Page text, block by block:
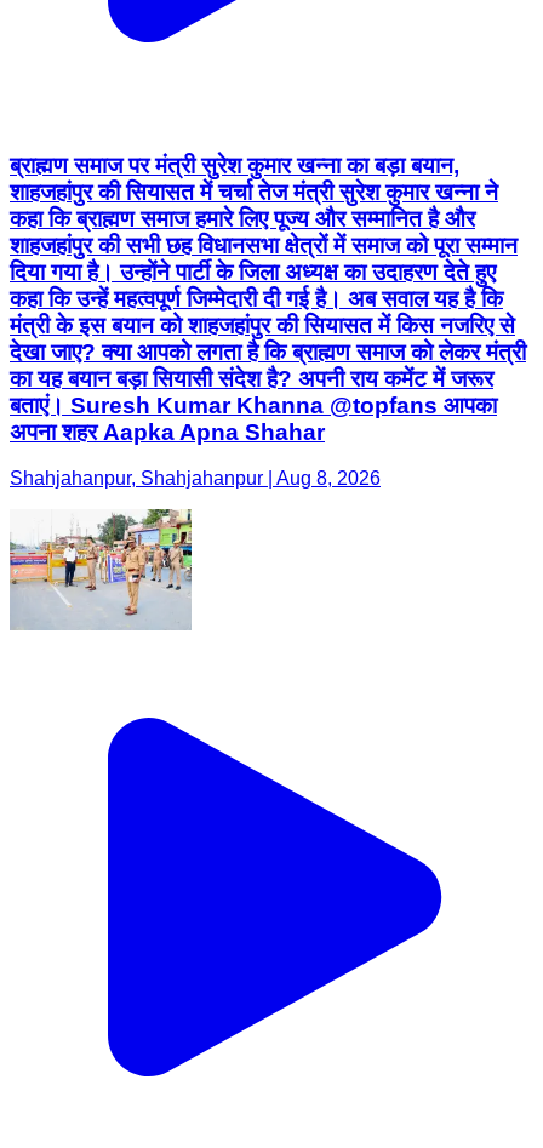
ब्राह्मण समाज पर मंत्री सुरेश कुमार खन्ना का बड़ा बयान,
शाहजहांपुर की सियासत में चर्चा तेज मंत्री सुरेश कुमार खन्ना ने
कहा कि ब्राह्मण समाज हमारे लिए पूज्य और सम्मानित है और
शाहजहांपुर की सभी छह विधानसभा क्षेत्रों में समाज को पूरा सम्मान
दिया गया है। उन्होंने पार्टी के जिला अध्यक्ष का उदाहरण देते हुए
कहा कि उन्हें महत्वपूर्ण जिम्मेदारी दी गई है। अब सवाल यह है कि
मंत्री के इस बयान को शाहजहांपुर की सियासत में किस नजरिए से
देखा जाए? क्या आपको लगता है कि ब्राह्मण समाज को लेकर मंत्री
का यह बयान बड़ा सियासी संदेश है? अपनी राय कमेंट में जरूर
बताएं। Suresh Kumar Khanna @topfans आपका
अपना शहर Aapka Apna Shahar
Shahjahanpur, Shahjahanpur | Aug 8, 2026